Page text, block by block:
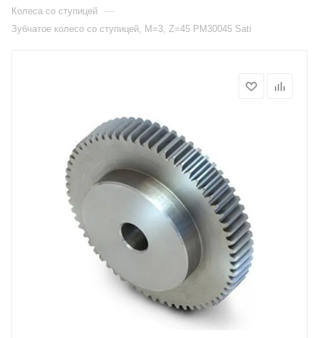
Колеса со ступицей —
Зубчатое колесо со ступицей, M=3, Z=45 PM30045 Sati